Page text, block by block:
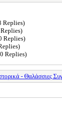
Replies)
Replies)
Replies)
- Θαλάσσιες